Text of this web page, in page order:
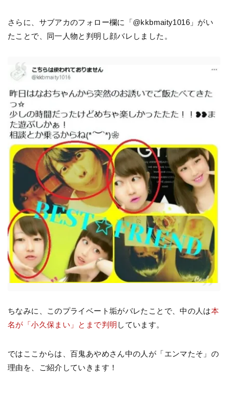
さらに、サブアカのフォロー欄に「@kkbmaity1016」がい
たことで、同一人物と判明し顔バレしました。
ちなみに、このプライベート垢がバレたことで、中の人は本
名が「小久保まい」とまで判明 しています。
ではここからは、百鬼あやめさん中の人が「エンマたそ」の
理由を、ご紹介していきます！